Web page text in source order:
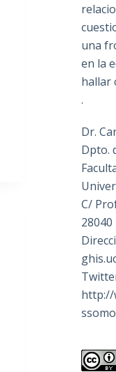
una
en la
hallar
.
Dr.
Dpto.
C/
http://